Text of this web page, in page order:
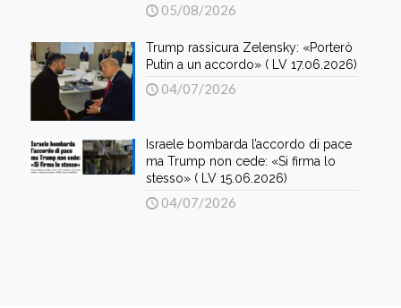
05/08/2026
Trump rassicura Zelensky: «Porterò
Putin a un accordo» ( LV 17.06.2026)
04/07/2026
Israele bombarda l’accordo di pace
ma Trump non cede: «Si firma lo
stesso» ( LV 15.06.2026)
04/07/2026